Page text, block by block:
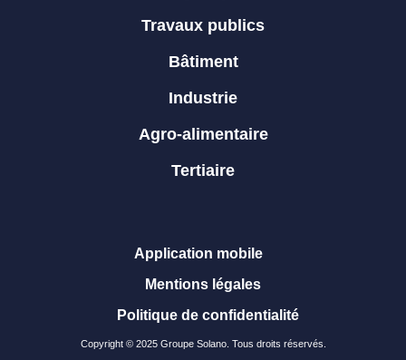
Travaux publics
Bâtiment
Industrie
Agro-alimentaire
Tertiaire
Copyright © 2025 Groupe Solano. Tous droits réservés.
Application mobile
Mentions légales
Politique de confidentialité